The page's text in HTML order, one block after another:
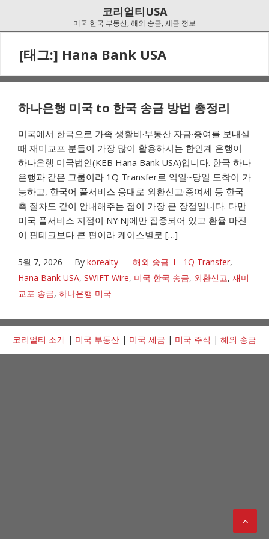
코리얼티USA
미국 한국 부동산, 해외 송금, 세금 정보
[태그:] Hana Bank USA
하나은행 미국 to 한국 송금 방법 총정리
미국에서 한국으로 가족 생활비·부동산 자금·증여를 보내실
때 재미교포 분들이 가장 많이 활용하시는 한인계 은행이
하나은행 미국법인(KEB Hana Bank USA)입니다. 한국 하나
은행과 같은 그룹이라 1Q Transfer로 익일~당일 도착이 가
능하고, 한국어 풀서비스 응대로 외환신고·증여세 등 한국
측 절차도 같이 안내해주는 점이 가장 큰 장점입니다. 다만
미국 풀서비스 지점이 NY·NJ에만 집중되어 있고 환율 마진
이 핀테크보다 큰 편이라 케이스별로 […]
5월 7, 2026 By korealty 해외 송금 1Q Transfer,
Hana Bank USA, SWIFT Wire, 미국 한국 송금, 외환신고, 재미
교포 송금, 하나은행 미국
코리얼티 소개 | 미국 부동산 | 미국 세금 | 미국 주식 | 해외 송금